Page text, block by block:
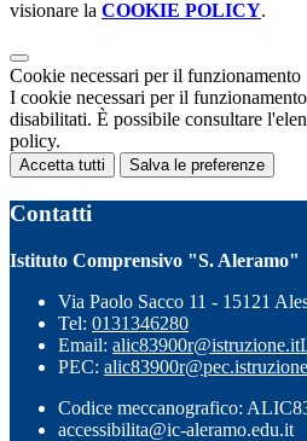
visionare la COOKIE POLICY.
Cookie necessari per il funzionamento
I cookie necessari per il
disabilitati. È possibile consultare
policy.
Accetta tutti Salva le preferenze
Contatti
Istituto Comprensivo "S. Aleramo"
Via Paolo Sacco 11 - 15121
Tel: 0131346280
Email: alic83900r@istruzione.it
PEC:
Codice meccanografico:
accessibilita@ic-aleramo.edu.it